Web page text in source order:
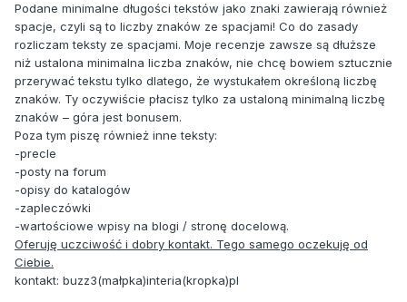
Podane minimalne długości tekstów jako znaki zawierają również
spacje, czyli są to liczby znaków ze spacjami! Co do zasady
rozliczam teksty ze spacjami. Moje recenzje zawsze są dłuższe
niż ustalona minimalna liczba znaków, nie chcę bowiem sztucznie
przerywać tekstu tylko dlatego, że wystukałem określoną liczbę
znaków. Ty oczywiście płacisz tylko za ustaloną minimalną liczbę
znaków – góra jest bonusem.
Poza tym piszę również inne teksty:
-precle
-posty na forum
-opisy do katalogów
-zapleczówki
-wartościowe wpisy na blogi / stronę docelową.
Oferuję uczciwość i dobry kontakt. Tego samego oczekuję od
Ciebie.
kontakt: buzz3(małpka)interia(kropka)pl